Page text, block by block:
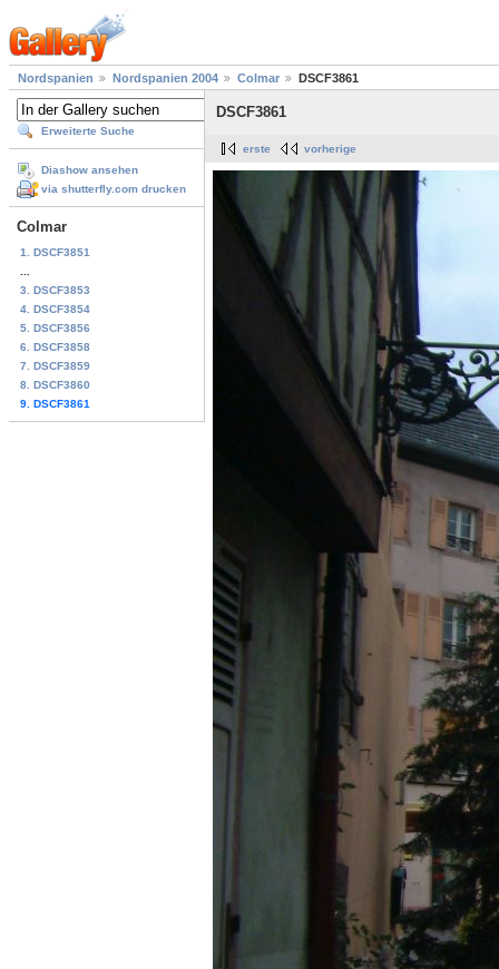
Nordspanien Nordspanien 2004 Colmar DSCF3861
Erweiterte Suche
Diashow ansehen
via shutterfly.com drucken
Colmar
1. DSCF3851
3. DSCF3853
4. DSCF3854
5. DSCF3856
6. DSCF3858
7. DSCF3859
8. DSCF3860
9. DSCF3861
DSCF3861
erste vorherige